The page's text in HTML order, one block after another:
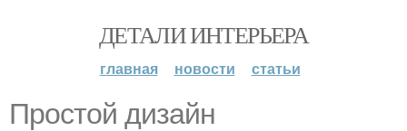
ДЕТАЛИ ИНТЕРЬЕРА
главная новости статьи
Простой дизайн